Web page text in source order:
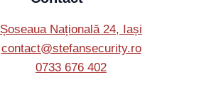
Șoseaua Națională 24, Iași
contact@stefansecurity.ro
0733 676 402